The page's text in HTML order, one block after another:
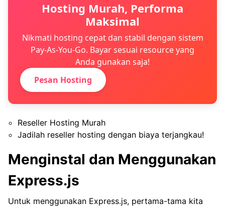
Hosting Murah, Performa
Maksimal
Nikmati hosting cepat dan stabil dengan sistem
Pay-As-You-Go. Bayar sesuai resource yang
Anda gunakan saja!
Pesan Hosting
Reseller Hosting Murah
Jadilah reseller hosting dengan biaya terjangkau!
Menginstal dan Menggunakan
Express.js
Untuk menggunakan Express.js, pertama-tama kita